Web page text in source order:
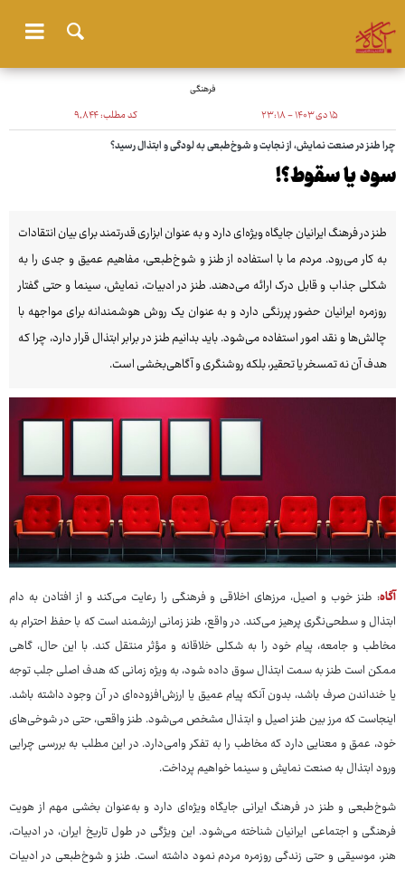
فرهنگی
۱۵ دی ۱۴۰۳ - ۲۳:۱۸ کد مطلب:۹٬۸۴۴
چرا طنز در صنعت نمایش، از نجابت و شوخ‌طبعی به لودگی و ابتذال رسید؟
سود یا سقوط؟!
طنز در فرهنگ ایرانیان جایگاه ویژه‌ای دارد و به عنوان ابزاری قدرتمند برای بیان انتقادات
به کار می‌رود. مردم ما با استفاده از طنز و شوخ‌طبعی، مفاهیم عمیق و جدی را به
شکلی جذاب و قابل درک ارائه می‌دهند. طنز در ادبیات، نمایش، سینما و حتی گفتار
روزمره ایرانیان حضور پررنگی دارد و به عنوان یک روش هوشمندانه برای مواجهه با
چالش‌ها و نقد امور استفاده می‌شود. باید بدانیم طنز در برابر ابتذال قرار دارد، چرا که
هدف آن نه تمسخر یا تحقیر، بلکه روشنگری و آگاهی‌بخشی است.
آگاه: طنز خوب و اصیل، مرزهای اخلاقی و فرهنگی را رعایت می‌کند و از افتادن به دام
ابتذال و سطحی‌نگری پرهیز می‌کند. در واقع، طنز زمانی ارزشمند است که با حفظ احترام به
مخاطب و جامعه، پیام خود را به شکلی خلاقانه و مؤثر منتقل کند. با این حال، گاهی
ممکن است طنز به سمت ابتذال سوق داده شود، به ویژه زمانی که هدف اصلی جلب توجه
یا خنداندن صرف باشد، بدون آنکه پیام عمیق یا ارزش‌افزوده‌ای در آن وجود داشته باشد.
اینجاست که مرز بین طنز اصیل و ابتذال مشخص می‌شود. طنز واقعی، حتی در شوخی‌های
خود، عمق و معنایی دارد که مخاطب را به تفکر وامی‌دارد. در این مطلب به بررسی چرایی
ورود ابتذال به صنعت نمایش و سینما خواهیم پرداخت.
شوخ‌طبعی و طنز در فرهنگ ایرانی جایگاه ویژه‌ای دارد و به‌عنوان بخشی مهم از هویت
فرهنگی و اجتماعی ایرانیان شناخته می‌شود. این ویژگی در طول تاریخ ایران، در ادبیات،
هنر، موسیقی و حتی زندگی روزمره مردم نمود داشته است. طنز و شوخ‌طبعی در ادبیات